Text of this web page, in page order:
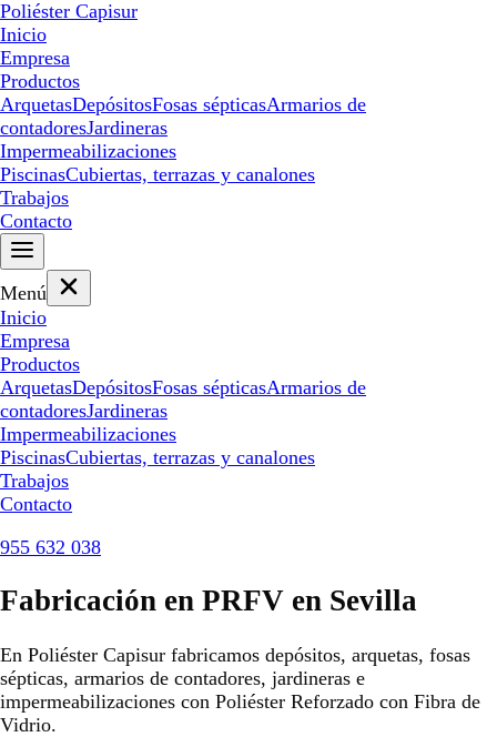
Poliéster Capisur
Inicio
Empresa
Productos
ArquetasDepósitosFosas sépticasArmarios de
contadoresJardineras
Impermeabilizaciones
PiscinasCubiertas, terrazas y canalones
Trabajos
Contacto
Menú
Inicio
Empresa
Productos
ArquetasDepósitosFosas sépticasArmarios de
contadoresJardineras
Impermeabilizaciones
PiscinasCubiertas, terrazas y canalones
Trabajos
Contacto
955 632 038
Fabricación en PRFV en Sevilla
En Poliéster Capisur fabricamos depósitos, arquetas, fosas
sépticas, armarios de contadores, jardineras e
impermeabilizaciones con Poliéster Reforzado con Fibra de
Vidrio.